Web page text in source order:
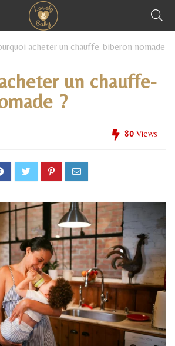
acheter un chauffe-biberon nomade
un chauffe-
?
80 Views